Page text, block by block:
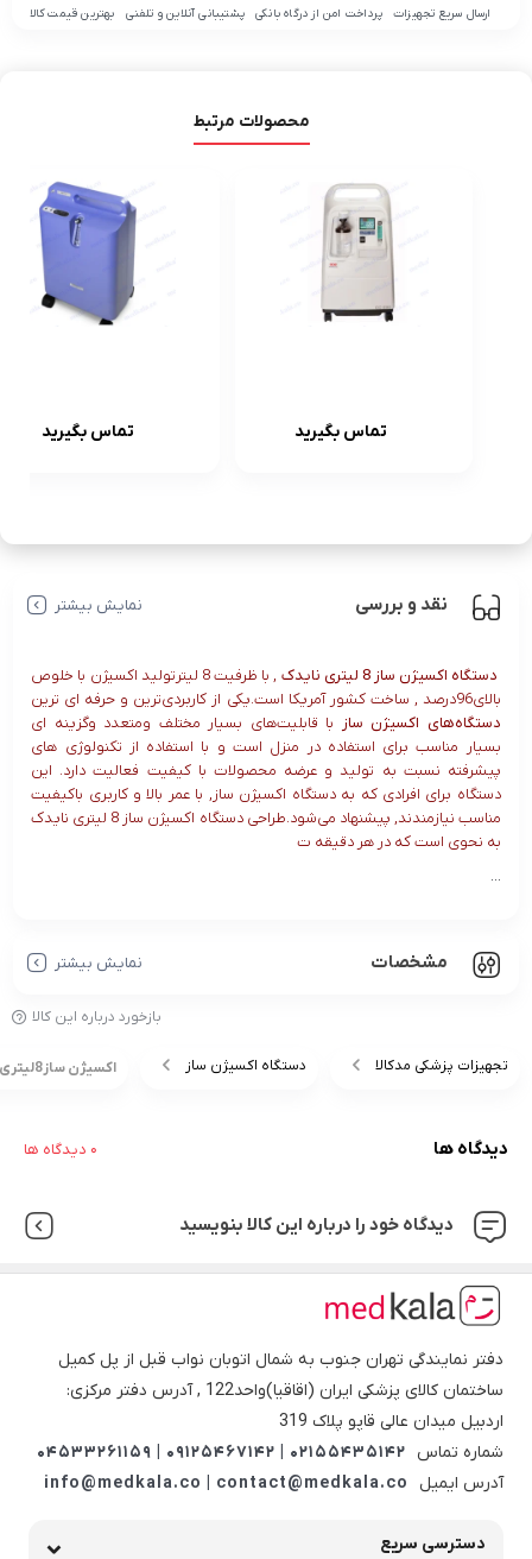
ارسال سریع تجهیزات پرداخت امن از درگاه بانکی پشتیبانی آنلاین و تلفنی بهترین قیمت کالا
محصولات مرتبط
یمت
تماس بگیرید تماس بگیرید
نقد و بررسی نمایش بیشتر
دستگاه اکسیژن ساز 8 لیتری نایدک
, با ظرفیت 8 لیترتولید اکسیژن با خلوص
بالای96درصد , ساخت کشور آمریکا است.یکی از کاربردی‌ترین و حرفه ای ترین
دستگاه‌های اکسیژن ساز با قابلیت‌های بسیار مختلف ومتعدد وگزینه ای
بسیار مناسب برای استفاده در منزل است و با استفاده از تکنولوژی های
پیشرفته نسبت به تولید و عرضه محصولات با کیفیت فعالیت دارد. این
دستگاه برای افرادی که به دستگاه اکسیژن ساز, با عمر بالا و کاربری باکیفیت
مناسب نیازمندند, پیشنهاد می‌شود.طراحی دستگاه اکسیژن ساز 8 لیتری نایدک
به نحوی است که در هر دقیقه ت
...
مشخصات نمایش بیشتر
بازخورد درباره این کالا
تجهیزات پزشکی مدکالا دستگاه اکسیژن ساز اکسیژن ساز8لیتری نایدک آمریکایی nuvo
دیدگاه ها 0 دیدگاه ها
دیدگاه خود را درباره این کالا بنویسید
دفتر نمایندگی تهران جنوب به شمال اتوبان نواب قبل از پل کمیل
ساختمان کالای پزشکی ایران (اقاقیا)واحد122 , آدرس دفتر مرکزی:
اردبیل میدان عالی قاپو پلاک 319
شماره تماس 02155435142 | 09125467142 | 04533261159
آدرس ایمیل
info@medkala.co | contact@medkala.co
دسترسی سریع